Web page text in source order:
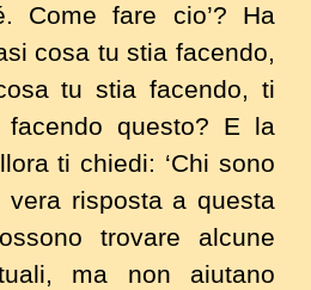
Come fare cio’? Ha
cosa tu stia facendo,
tu stia facendo, ti
facendo questo? E la
ti chiedi: ‘Chi sono
vera risposta a questa
trovare alcune
ma non aiutano